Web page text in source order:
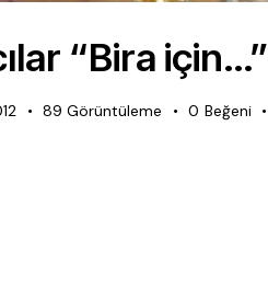
“Bira için…”
89 Görüntüleme 0 Beğeni